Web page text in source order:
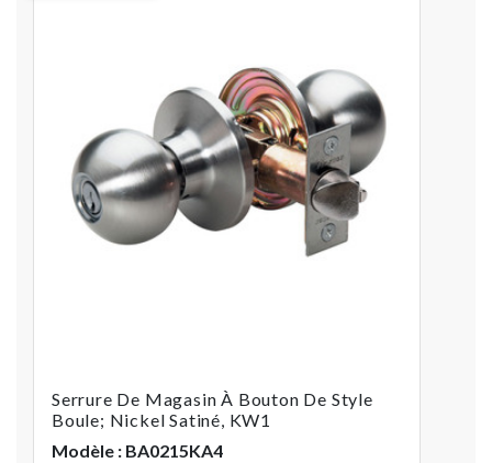
Serrure De Magasin À Bouton De Style
Boule; Nickel Satiné, KW1
Modèle : BA0215KA4